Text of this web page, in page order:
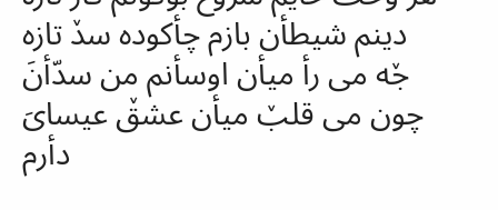
دینم شیطأن بازم چأکودهسدٚ تازه
جٚه می رأ میأن اوسأنم من سدّأنَ
چون می قلبٚ میأن عشقٚ عیسایَ
دأرم